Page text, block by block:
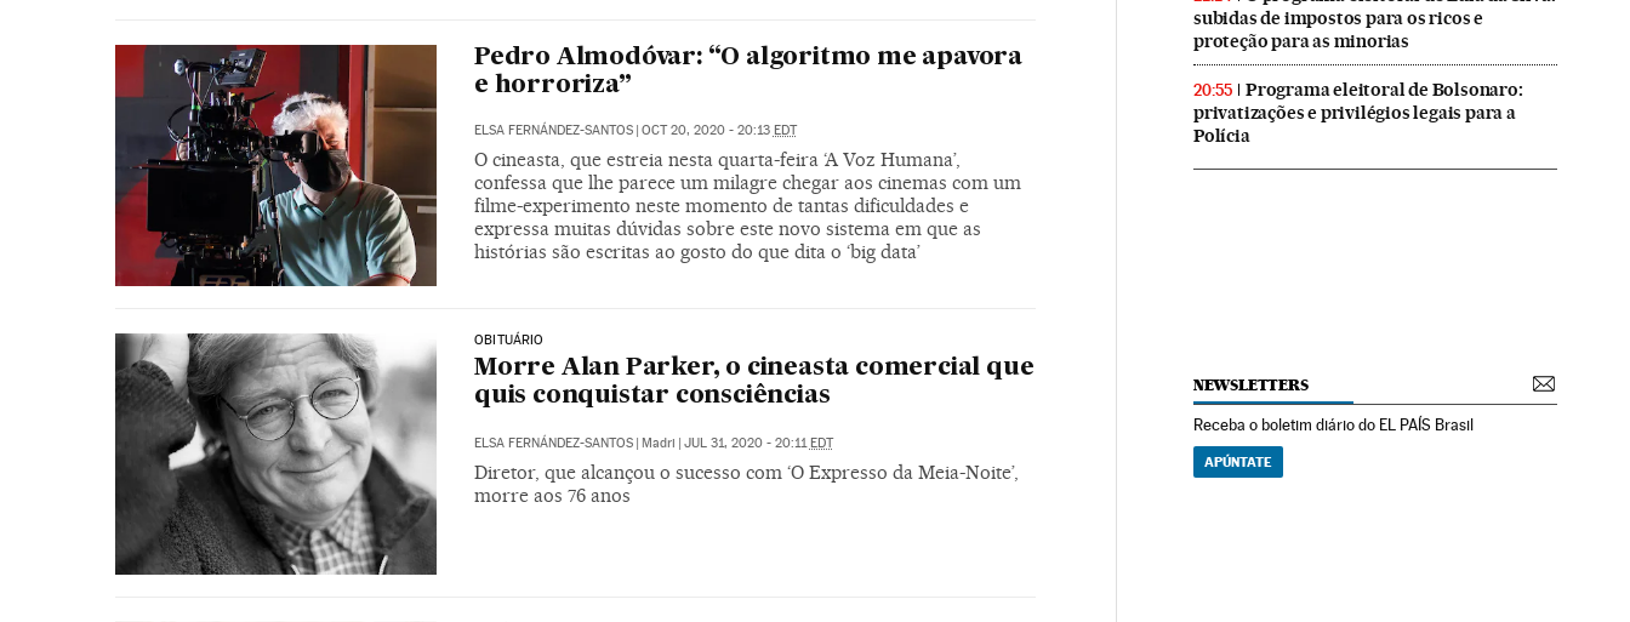
Pedro Almodóvar: “O algoritmo me apavora
e horroriza”
ELSA FERNÁNDEZ-SANTOS | OCT 20, 2020 - 20:13 EDT
O cineasta, que estreia nesta quarta-feira ‘A Voz Humana’,
confessa que lhe parece um milagre chegar aos cinemas com um
filme-experimento neste momento de tantas dificuldades e
expressa muitas dúvidas sobre este novo sistema em que as
histórias são escritas ao gosto do que dita o ‘big data’
OBITUÁRIO
Morre Alan Parker, o cineasta comercial que
quis conquistar consciências
ELSA FERNÁNDEZ-SANTOS | Madri | JUL 31, 2020 - 20:11EDT
Diretor, que alcançou o sucesso com ‘O Expresso da Meia-Noite’,
morre aos 76 anos
subidas de impostos para os ricos e
proteção para as minorias
20:55
Programa eleitoral de Bolsonaro:
privatizações e privilégios legais para a
Polícia
NEWSLETTERS
Receba o boletim diário do EL PAÍS Brasil
APÚNTATE